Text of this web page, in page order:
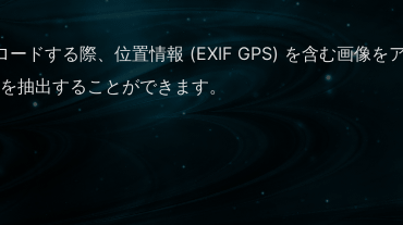
ードする際、位置情報 (EXIF GPS) を含む画像
抽出することができます。